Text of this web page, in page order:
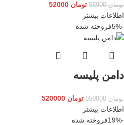
تومان56900 تومان
اطلاعات بیشتر
-5%
فروخته شده
دامن پلیسه
تومان550000 تومان
اطلاعات بیشتر
-19%
فروخته شده